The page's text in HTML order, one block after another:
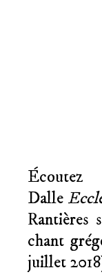
Écoutez
Dalle
Rantières
chant
juillet